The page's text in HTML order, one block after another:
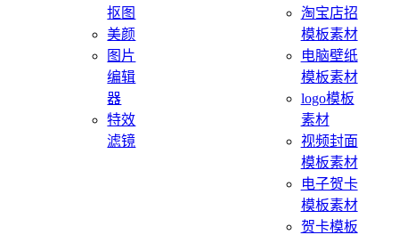
抠图
美颜
图片
编辑
器
特效
滤镜
淘宝店招
模板素材
电脑壁纸
模板素材
logo模板
素材
视频封面
模板素材
电子贺卡
模板素材
贺卡模板